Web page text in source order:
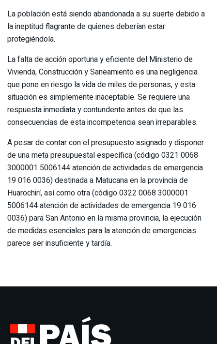
La población está siendo abandonada a su suerte debido a
la ineptitud flagrante de quienes deberían estar
protegiéndola.
La falta de acción oportuna y eficiente del Ministerio de
Vivienda, Construcción y Saneamiento es una negligencia
que pone en riesgo la vida de miles de personas, y esta
situación es simplemente inaceptable. Se requiere una
respuesta inmediata y contundente antes de que las
consecuencias de esta incompetencia sean irreparables.
A pesar de contar con el presupuesto asignado y disponer
de una meta presupuestal específica (código 0321 0068
3000001 5006144 atención de actividades de emergencia
19 016 0036) destinada a Matucana en la provincia de
Huarochirí, así como otra (código 0322 0068 3000001
5006144 atención de actividades de emergencia 19 016
0036) para San Antonio en la misma provincia, la ejecución
de medidas esenciales para la atención de emergencias
parece ser insuficiente y tardía.